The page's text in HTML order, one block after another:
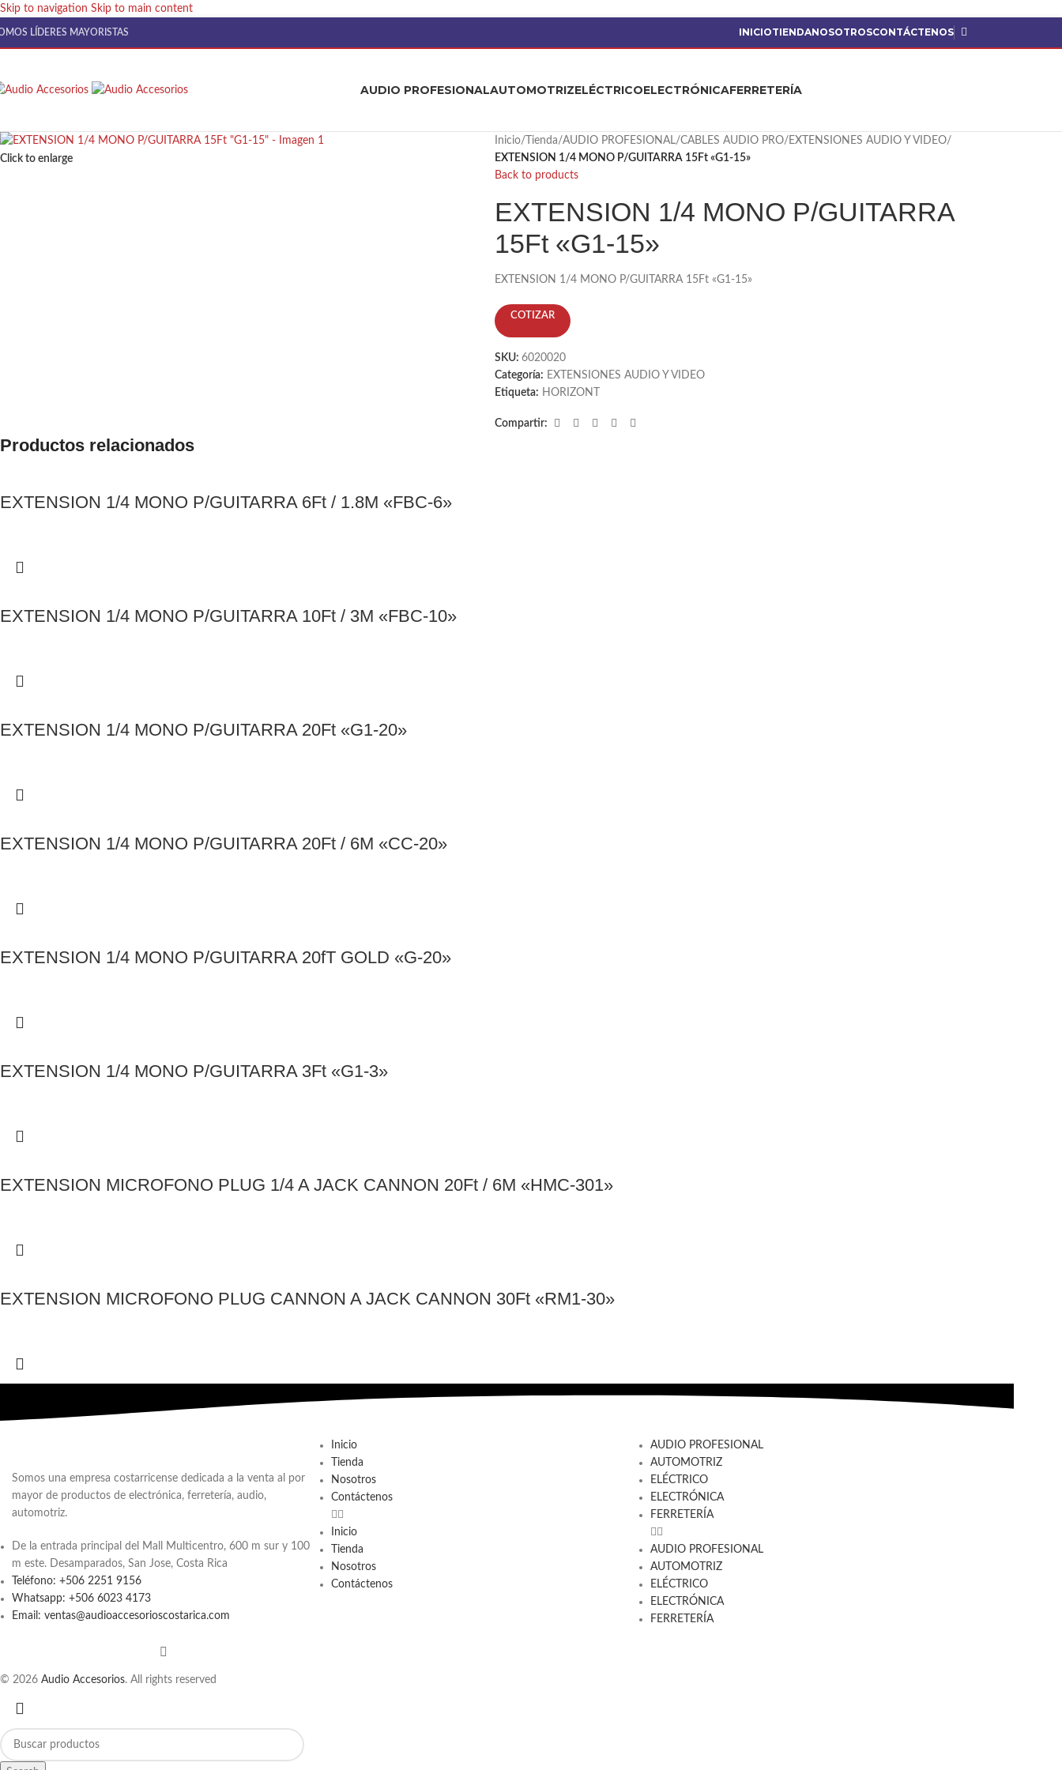
Skip to navigation Skip to main content
LÍDERES MAYORISTAS INICIOTIENDANOSOTROSCONTÁCTENOS
AUDIO PROFESIONALAUTOMOTRIZELÉCTRICOELECTRÓNICAFERRETERÍA
Click to enlarge
Inicio/ Tienda/AUDIO PROFESIONAL/CABLES AUDIO PRO/ EXTENSIONES AUDIO Y VIDEO/
EXTENSION 1/4 MONO P/GUITARRA 15Ft «G1-15»
Back to products
EXTENSION 1/4 MONO P/GUITARRA
15Ft «G1-15»
EXTENSION 1/4 MONO P/GUITARRA 15Ft «G1-15»
COTIZAR
SKU: 6020020
Categoría: EXTENSIONES AUDIO Y VIDEO
Etiqueta: HORIZONT
Compartir:
Productos relacionados
EXTENSION 1/4 MONO P/GUITARRA 6Ft / 1.8M «FBC-6»
EXTENSION 1/4 MONO P/GUITARRA 10Ft / 3M «FBC-10»
EXTENSION 1/4 MONO P/GUITARRA 20Ft «G1-20»
EXTENSION 1/4 MONO P/GUITARRA 20Ft / 6M «CC-20»
EXTENSION 1/4 MONO P/GUITARRA 20fT GOLD «G-20»
EXTENSION 1/4 MONO P/GUITARRA 3Ft «G1-3»
EXTENSION MICROFONO PLUG 1/4 A JACK CANNON 20Ft / 6M «HMC-301»
EXTENSION MICROFONO PLUG CANNON A JACK CANNON 30Ft «RM1-30»
Somos una empresa costarricense dedicada a la venta al por
mayor de productos de electrónica, ferretería, audio,
automotriz.
De la entrada principal del Mall Multicentro, 600 m sur y 100
m este. Desamparados, San Jose, Costa Rica
Teléfono: +506 2251 9156
Whatsapp: +506 6023 4173
Email: ventas@audioaccesorioscostarica.com
Inicio
Tienda
Nosotros
Contáctenos
Inicio
Tienda
Nosotros
Contáctenos
AUDIO PROFESIONAL
AUTOMOTRIZ
ELÉCTRICO
ELECTRÓNICA
FERRETERÍA
AUDIO PROFESIONAL
AUTOMOTRIZ
ELÉCTRICO
ELECTRÓNICA
FERRETERÍA
© 2026 Audio Accesorios. All rights reserved